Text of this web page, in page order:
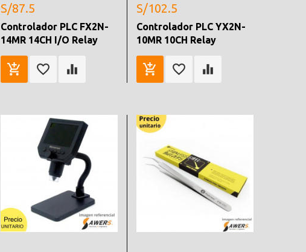
S/87.5
Controlador PLC FX2N-
14MR 14CH I/O Relay
S/102.5
Controlador PLC YX2N-
10MR 10CH Relay